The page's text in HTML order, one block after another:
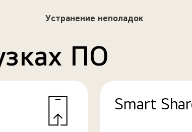
Устранение неполадок
ПО
Smart